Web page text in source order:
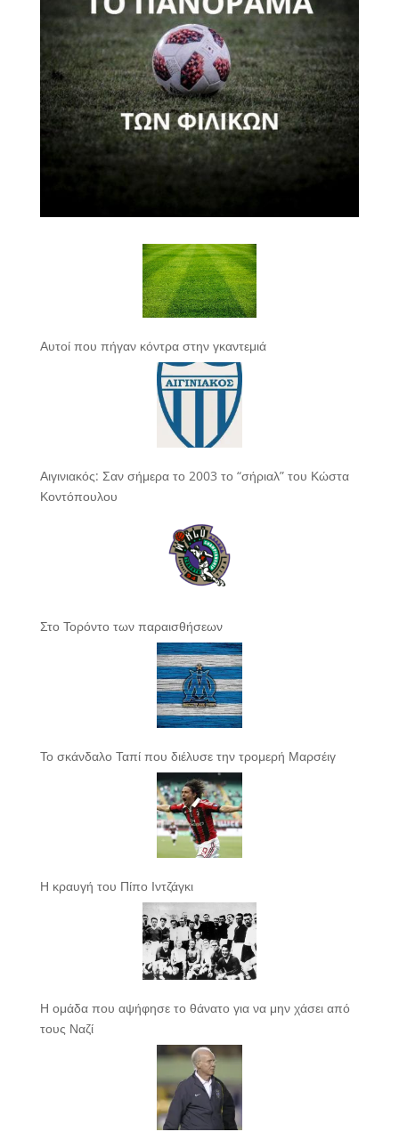
Αυτοί που πήγαν κόντρα στην γκαντεμιά
Αιγινιακός: Σαν σήμερα το 2003 το “σήριαλ” του Κώστα
Κοντόπουλου
Στο Τορόντο των παραισθήσεων
Το σκάνδαλο Ταπί που διέλυσε την τρομερή Μαρσέιγ
Η κραυγή του Πίπο Ιντζάγκι
Η ομάδα που αψήφησε το θάνατο για να μην χάσει από
τους Ναζί